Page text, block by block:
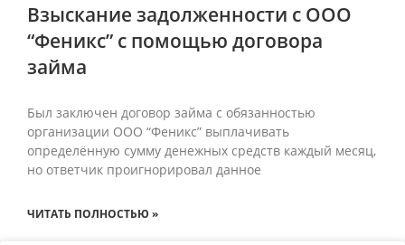
Взыскание задолженности с ООО
“Феникс” с помощью договора
займа
Был заключен договор займа с обязанностью
организации ООО “Феникс” выплачивать
определённую сумму денежных средств каждый месяц,
но ответчик проигнорировал данное
ЧИТАТЬ ПОЛНОСТЬЮ »